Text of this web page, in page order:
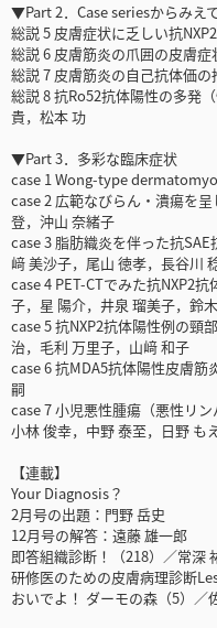
▼Part 2．Case seriesからみえ
総説 5 皮膚症状に乏しい抗
総説 6 皮膚筋炎の爪囲の皮膚症
総説 7 皮膚筋炎の自己抗体価
総説 8 抗Ro52抗体陽性の多発
貴，松本 功
▼Part 3．多彩な臨床症状
case 1 Wong-type
case 2 広範なびらん・潰瘍を
登，沖山 奈緒子
case 3 脂肪織炎を伴った抗
﨑 美沙子，尾山 徳孝，長谷川
case 4 PET-CTでみた抗NXP2
子，星 陽介，井泉 瑠美子，鈴
case 5 抗NXP2抗体陽性例の頸
治，毛利 万里子，山﨑 和子
case 6 抗MDA5抗体陽性皮膚
嗣
case 7 小児悪性腫瘍（悪性リ
小林 俊幸，中野 泰至，日野 も
【連載】
Your Diagnosis？
2月号の出題：門野 岳史
12月号の解答：遠藤 雄一郎
即答組織診断！（218）／常深
研修医のための皮膚病理診断
おいでよ！ ダーモの森（5）／